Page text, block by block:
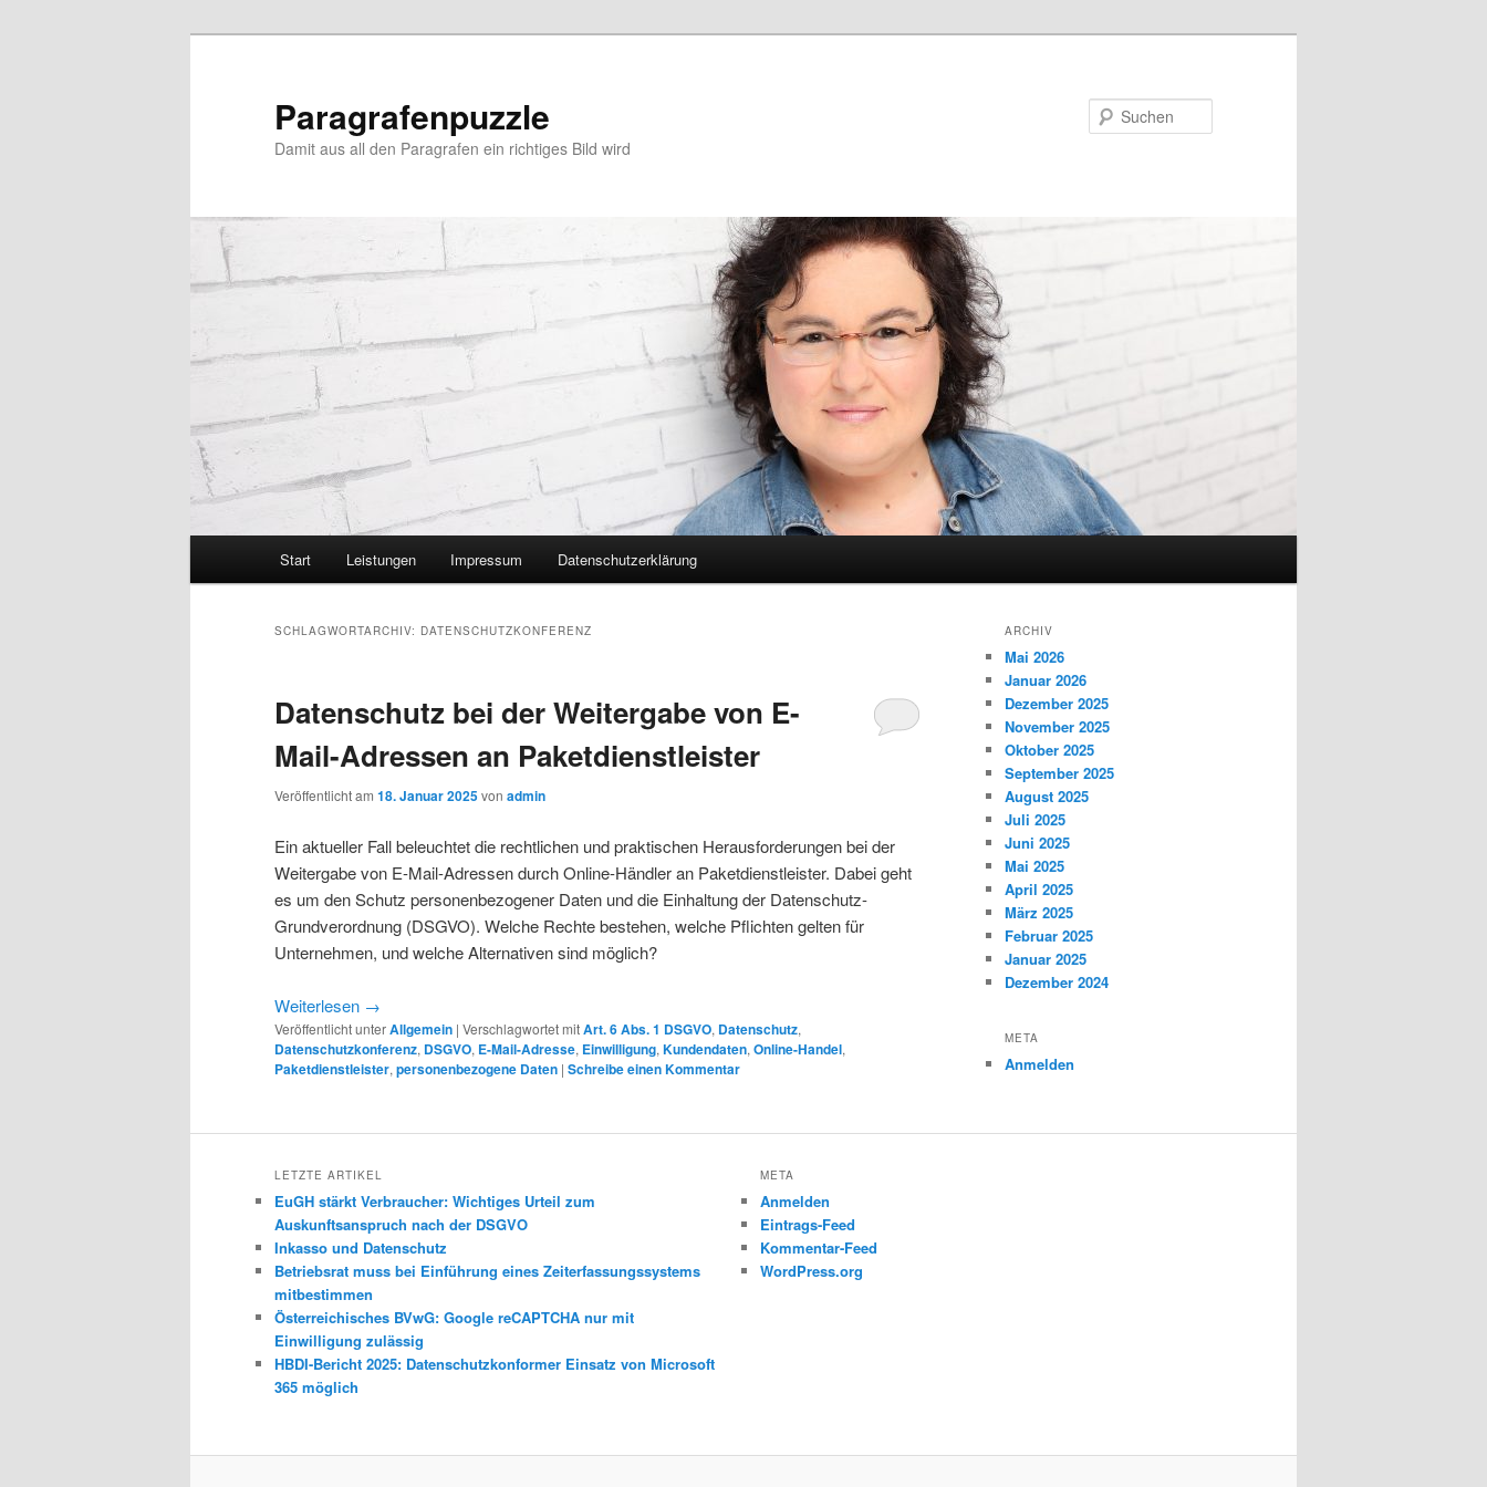
Paragrafenpuzzle
Damit aus all den Paragrafen ein richtiges Bild wird
Start Leistungen Impressum Datenschutzerklärung
SCHLAGWORTARCHIV: DATENSCHUTZKONFERENZ
Datenschutz bei der Weitergabe von E-
Mail-Adressen an Paketdienstleister
Veröffentlicht am 18. Januar 2025von admin
Ein aktueller Fall beleuchtet die rechtlichen und praktischen Herausforderungen bei der
Weitergabe von E-Mail-Adressen durch Online-Händler an Paketdienstleister. Dabei geht
es um den Schutz personenbezogener Daten und die Einhaltung der Datenschutz-
Grundverordnung (DSGVO). Welche Rechte bestehen, welche Pflichten gelten für
Unternehmen, und welche Alternativen sind möglich?
Weiterlesen →
Veröffentlicht unterAllgemein | Verschlagwortet mitArt. 6 Abs. 1 DSGVO, Datenschutz,
Datenschutzkonferenz, DSGVO, E-Mail-Adresse, Einwilligung, Kundendaten, Online-Handel,
Paketdienstleister, personenbezogene Daten | Schreibe einen Kommentar
ARCHIV
Mai 2026
Januar 2026
Dezember 2025
November 2025
Oktober 2025
September 2025
August 2025
Juli 2025
Juni 2025
Mai 2025
April 2025
März 2025
Februar 2025
Januar 2025
Dezember 2024
META
Anmelden
LETZTE ARTIKEL
EuGH stärkt Verbraucher: Wichtiges Urteil zum
Auskunftsanspruch nach der DSGVO
Inkasso und Datenschutz
Betriebsrat muss bei Einführung eines Zeiterfassungssystems
mitbestimmen
Österreichisches BVwG: Google reCAPTCHA nur mit
Einwilligung zulässig
HBDI-Bericht 2025: Datenschutzkonformer Einsatz von Microsoft
365 möglich
META
Anmelden
Eintrags-Feed
Kommentar-Feed
WordPress.org